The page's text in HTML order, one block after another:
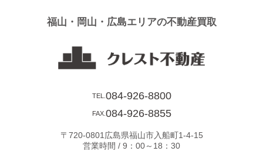
福山・岡山・広島エリアの不動産買取
TEL. 084-926-8800
FAX. 084-926-8855
〒720-0801広島県福山市入船町1-4-15
営業時間 / 9：00～18：30